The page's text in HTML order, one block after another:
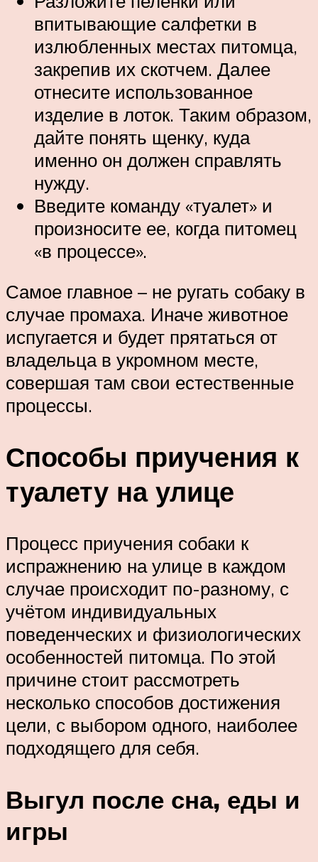
впитывающие салфетки в
излюбленных местах питомца,
закрепив их скотчем. Далее
отнесите использованное
изделие в лоток. Таким образом,
дайте понять щенку, куда
именно он должен справлять
нужду.
Введите команду «туалет» и
произносите ее, когда питомец
«в процессе».
Самое главное – не ругать собаку в
случае промаха. Иначе животное
испугается и будет прятаться от
владельца в укромном месте,
совершая там свои естественные
процессы.
Способы приучения к
туалету на улице
Процесс приучения собаки к
испражнению на улице в каждом
случае происходит по-разному, с
учётом индивидуальных
поведенческих и физиологических
особенностей питомца. По этой
причине стоит рассмотреть
несколько способов достижения
цели, с выбором одного, наиболее
подходящего для себя.
Выгул после сна, еды и
игры